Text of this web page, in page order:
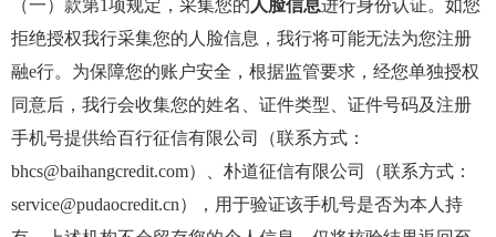
（一）款第1项规定，采集您的 人脸信息进行身份认证。如您
拒绝授权我行采集您的人脸信息，我行将可能无法为您注册
融e行。为保障您的账户安全，根据监管要求，经您单独授权
同意后，我行会收集您的姓名、证件类型、证件号码及注册
手机号提供给百行征信有限公司（联系方式：
bhcs@baihangcredit.com）、朴道征信有限公司（联系方式：
service@pudaocredit.cn），用于验证该手机号是否为本人持